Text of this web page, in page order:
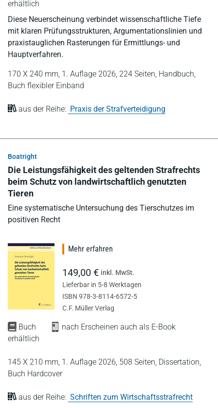
erhältlich
Diese Neuerscheinung verbindet wissenschaftliche Tiefe
mit klaren Prüfungsstrukturen, Argumentationslinien und
praxistauglichen Rasterungen für Ermittlungs- und
Hauptverfahren.
170 X 240 mm, 1. Auflage 2026, 224 Seiten, Handbuch,
Buch flexibler Einband
aus der Reihe: Praxis der Strafverteidigung
Boatright
Die Leistungsfähigkeit des geltenden Strafrechts
beim Schutz von landwirtschaftlich genutzten
Tieren
Eine systematische Untersuchung des Tierschutzes im
positiven Recht
Buch
nach Erscheinen auch als E-Book
erhältlich
145 X 210 mm, 1. Auflage 2026, 508 Seiten, Dissertation,
Buch Hardcover
aus der Reihe: Schriften zum Wirtschaftsstrafrecht
Mehr erfahren
149,00 € inkl. MwSt.
Lieferbar in 5-8 Werktagen
ISBN 978-3-8114-6572-5
C.F. Müller Verlag